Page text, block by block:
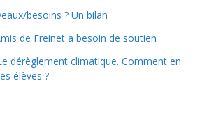
besoins ? Un bilan
de Freinet a besoin de soutien
dérèglement climatique. Comment en
élèves ?